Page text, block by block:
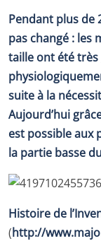
Pendant plus de
pas changé : les
taille ont été
suite à la
Aujourd’hui
est possible aux
la partie basse
Histoire de
(http://